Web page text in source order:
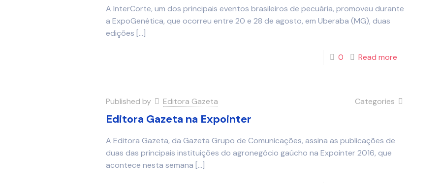
A InterCorte, um dos principais eventos brasileiros de pecuária, promoveu durante
a ExpoGenética, que ocorreu entre 20 e 28 de agosto, em Uberaba (MG), duas
edições […]
0 Read more
Published by Editora Gazeta Categories
Editora Gazeta na Expointer
A Editora Gazeta, da Gazeta Grupo de Comunicações, assina as publicações de
duas das principais instituições do agronegócio gaúcho na Expointer 2016, que
acontece nesta semana […]